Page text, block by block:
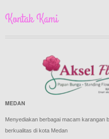
Kontak Kami
MEDAN
Menyediakan berbagai macam karangan
berkualitas di kota Medan